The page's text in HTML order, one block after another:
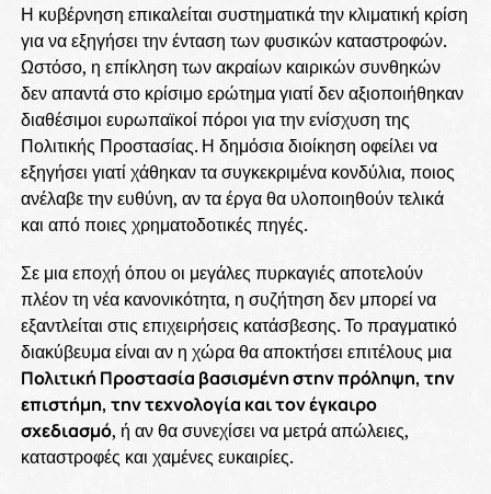
Η κυβέρνηση επικαλείται συστηματικά την κλιματική κρίση
για να εξηγήσει την ένταση των φυσικών καταστροφών.
Ωστόσο, η επίκληση των ακραίων καιρικών συνθηκών
δεν απαντά στο κρίσιμο ερώτημα γιατί δεν αξιοποιήθηκαν
διαθέσιμοι ευρωπαϊκοί πόροι για την ενίσχυση της
Πολιτικής Προστασίας. Η δημόσια διοίκηση οφείλει να
εξηγήσει γιατί χάθηκαν τα συγκεκριμένα κονδύλια, ποιος
ανέλαβε την ευθύνη, αν τα έργα θα υλοποιηθούν τελικά
και από ποιες χρηματοδοτικές πηγές.
Σε μια εποχή όπου οι μεγάλες πυρκαγιές αποτελούν
πλέον τη νέα κανονικότητα, η συζήτηση δεν μπορεί να
εξαντλείται στις επιχειρήσεις κατάσβεσης. Το πραγματικό
διακύβευμα είναι αν η χώρα θα αποκτήσει επιτέλους μια
Πολιτική Προστασία βασισμένη στην πρόληψη, την
επιστήμη, την τεχνολογία και τον έγκαιρο
σχεδιασμό, ή αν θα συνεχίσει να μετρά απώλειες,
καταστροφές και χαμένες ευκαιρίες.